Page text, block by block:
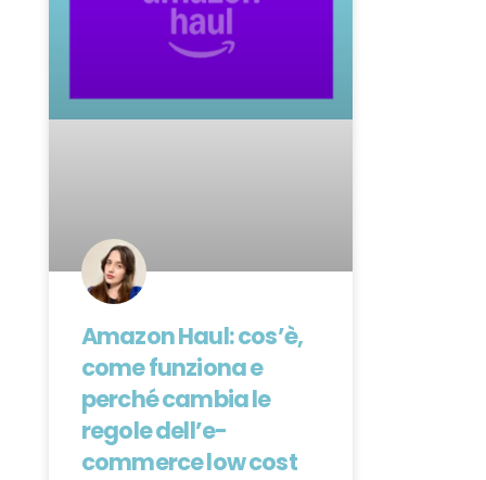
Amazon Haul: cos’è,
come funziona e
perché cambia le
regole dell’e-
commerce low cost